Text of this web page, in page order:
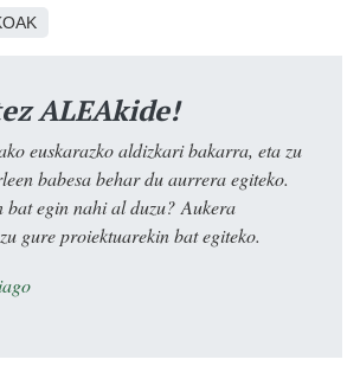
ALEAkide!
euskarazko aldizkari bakarra, eta zu
babesa behar du aurrera egiteko.
bat egin nahi al duzu? Aukera
gure proiektuarekin bat egiteko.